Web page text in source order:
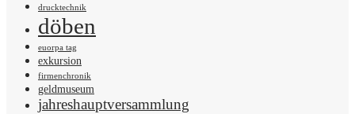
drucktechnik
döben
euorpa tag
exkursion
firmenchronik
geldmuseum
jahreshauptversammlung